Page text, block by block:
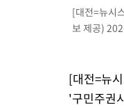
[속보]'300억원
"미 전국적 살
[대전=뉴시
보 제공)
[대전=뉴
'구민주권